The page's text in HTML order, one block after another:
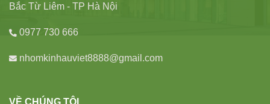
Bắc Từ Liêm - TP Hà Nội
0977 730 666
nhomkinhauviet8888@gmail.com
VỀ CHÚNG TÔI